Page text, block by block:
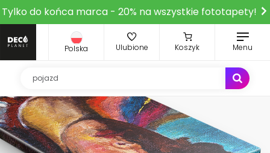
Tylko do końca marca - 20% na wszystkie fototapety!
Polska Ulubione Koszyk Menu